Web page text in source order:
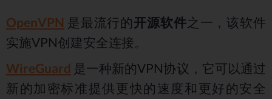
OpenVPN 是最流行的开源软件之一，该软件
实施VPN创建安全连接。
WireGuard 是一种新的VPN协议，它可以通过
新的加密标准提供更快的速度和更好的安全